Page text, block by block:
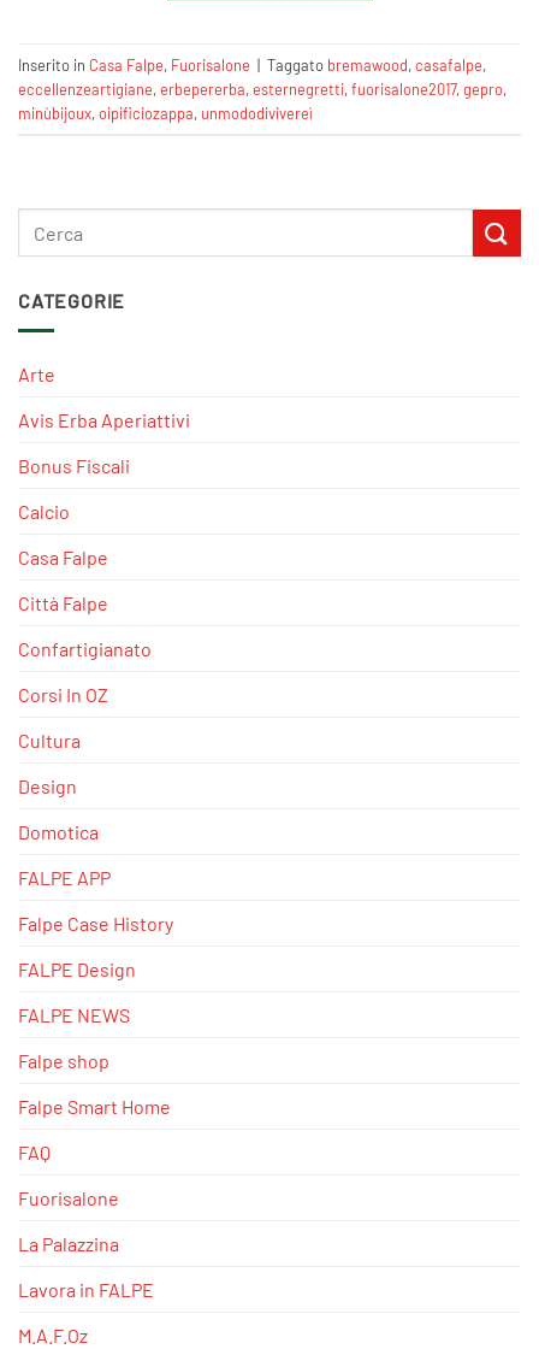
CATEGORIE
Arte
Avis Erba Aperiattivi
Bonus Fiscali
Calcio
Casa Falpe
Città Falpe
Confartigianato
Corsi In OZ
Cultura
Design
Domotica
FALPE APP
Falpe Case History
FALPE Design
FALPE NEWS
Falpe shop
Falpe Smart Home
FAQ
Fuorisalone
La Palazzina
Lavora in FALPE
M.A.F.Oz
Inserito in Casa Falpe, Fuorisalone | Taggato bremawood,casafalpe,
eccellenzeartigiane‬,erbepererba,esternegretti,fuorisalone2017,gepro,
minùbijoux,oipificiozappa, unmododivivereì